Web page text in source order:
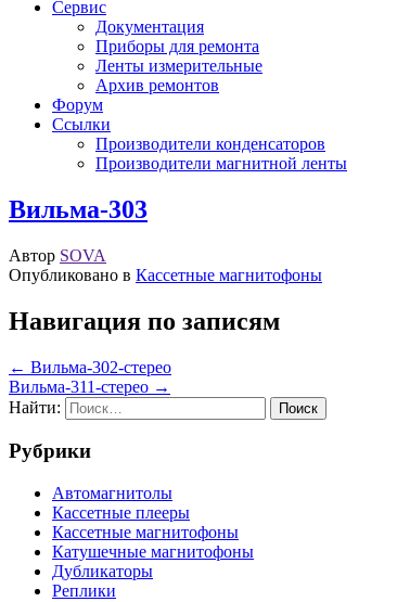
Сервис
Документация
Приборы для ремонта
Ленты измерительные
Архив ремонтов
Форум
Ссылки
Производители конденсаторов
Производители магнитной ленты
Вильма-303
Автор SOVA
Опубликовано в Кассетные магнитофоны
Навигация по записям
← Вильма-302-стерео
Вильма-311-стерео →
Найти:
Рубрики
Автомагнитолы
Кассетные плееры
Кассетные магнитофоны
Катушечные магнитофоны
Дубликаторы
Реплики